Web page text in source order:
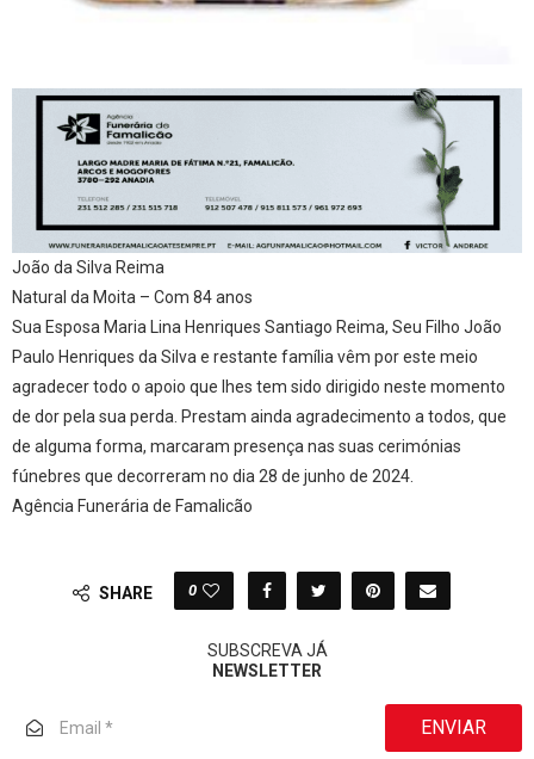
João da Silva Reima
Natural da Moita – Com 84 anos
Sua Esposa Maria Lina Henriques Santiago Reima, Seu Filho João
Paulo Henriques da Silva e restante família vêm por este meio
agradecer todo o apoio que lhes tem sido dirigido neste momento
de dor pela sua perda. Prestam ainda agradecimento a todos, que
de alguma forma, marcaram presença nas suas cerimónias
fúnebres que decorreram no dia 28 de junho de 2024.
Agência Funerária de Famalicão
SHARE 0
SUBSCREVA JÁ
NEWSLETTER
ENVIAR